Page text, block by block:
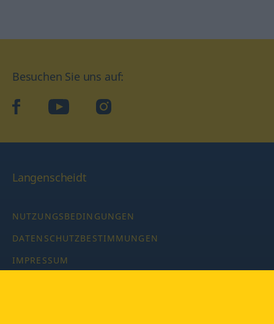
Besuchen Sie uns auf:
facebookYouTube Instagram
Langenscheidt
NUTZUNGSBEDINGUNGEN
DATENSCHUTZBESTIMMUNGEN
IMPRESSUM